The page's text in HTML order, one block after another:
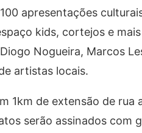
apresentações
kids, cortejos e
Nogueira, Marcos
artistas locais.
1km de extensão de
serão assinados com